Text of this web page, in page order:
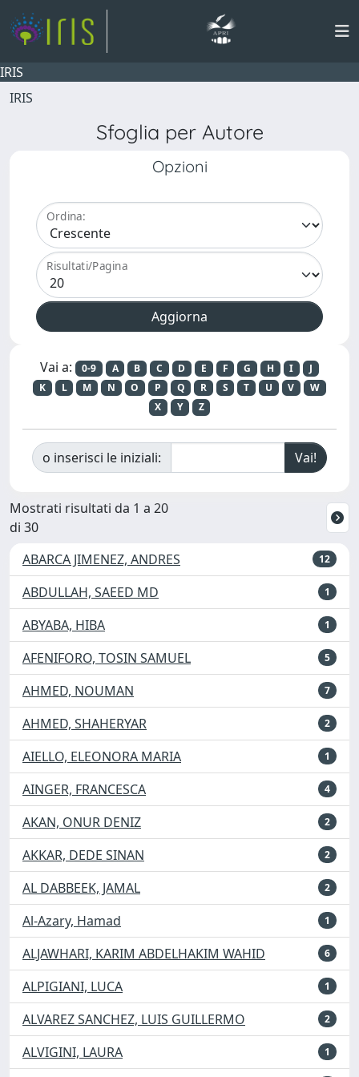
IRIS
IRIS
Sfoglia per Autore
Opzioni
Ordina:
Risultati/Pagina
Vai a: 0-9 A B C D E F G H I
J
K
L M N O P Q R S T U V
W
X
Y Z
o inserisci le iniziali:
Mostrati risultati da 1 a 20
di 30
ABARCA JIMENEZ, ANDRES
12
ABDULLAH, SAEED MD 1
ABYABA, HIBA 1
AFENIFORO, TOSIN SAMUEL 5
AHMED, NOUMAN 7
AHMED, SHAHERYAR 2
AIELLO, ELEONORA MARIA 1
AINGER, FRANCESCA 4
AKAN, ONUR DENIZ 2
AKKAR, DEDE SINAN 2
AL DABBEEK, JAMAL 2
Al-Azary, Hamad 1
ALJAWHARI, KARIM ABDELHAKIM WAHID 6
ALPIGIANI, LUCA 1
ALVAREZ SANCHEZ, LUIS GUILLERMO 2
ALVIGINI, LAURA 1